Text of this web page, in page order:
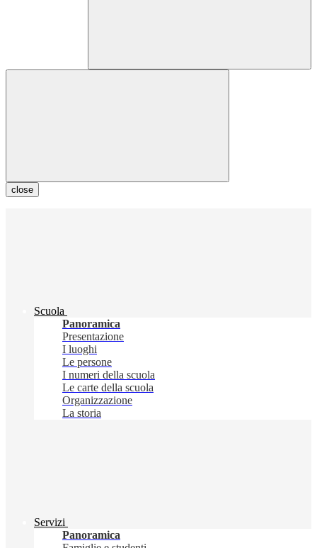
close
Scuola
Panoramica
Presentazione
I luoghi
Le persone
I numeri della scuola
Le carte della scuola
Organizzazione
La storia
Servizi
Panoramica